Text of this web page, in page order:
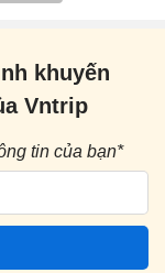
khuyến
Vntrip
tin của bạn*